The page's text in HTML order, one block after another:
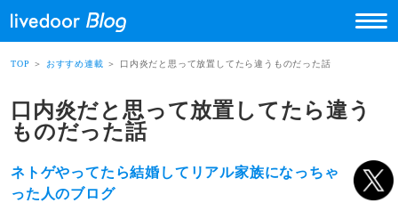
TOP ＞ おすすめ連載 ＞ 口内炎だと思って放置してたら違うものだった話
口内炎だと思って放置してたら違う
ものだった話
ネトゲやってたら結婚してリアル家族になっちゃ
った人のブログ